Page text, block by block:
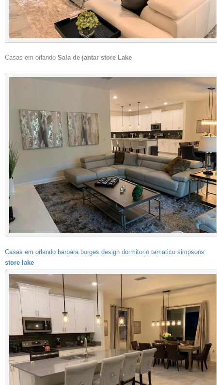
Casas em orlando Sala de jantar store Lake
Casas em orlando barbara borges design dormitorio tematico simpsons
store lake